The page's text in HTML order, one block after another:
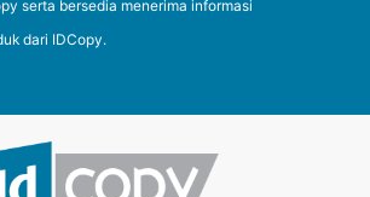
serta bersedia menerima informasi
dari IDCopy.